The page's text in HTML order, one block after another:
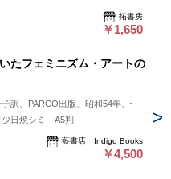
拓書房
￥1,650
たフェミニズム・アートの
訳、PARCO出版、昭和54年、1
日焼シミ A5判
藍書店 Indigo Books
￥4,500